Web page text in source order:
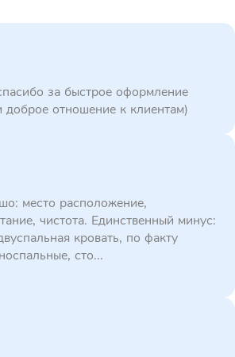
за быстрое оформление
доброе отношение к клиентам)
место расположение,
чистота. Единственный минус:
кровать, по факту
сто...